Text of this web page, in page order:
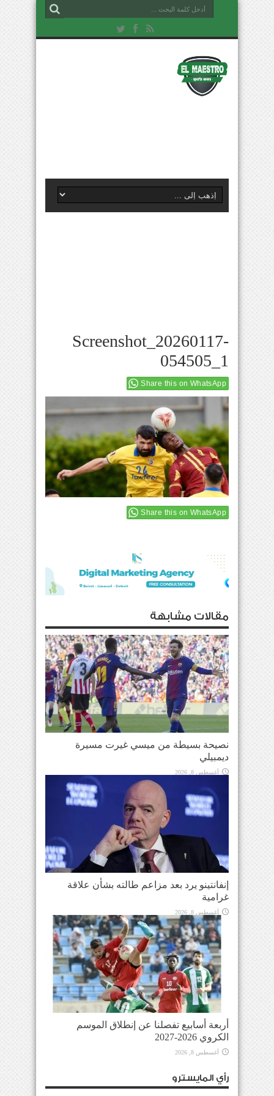
Screenshot_20260117-
054505_1
Share this on WhatsApp
Share this on WhatsApp
مقالات مشابهة
نصيحة بسيطة من ميسي غيرت مسيرة
ديمبيلي
أغسطس 8, 2026
إنفانتينو يرد بعد مزاعم طالته بشأن علاقة
غرامية
أغسطس 8, 2026
أربعة أسابيع تفصلنا عن إنطلاق الموسم
الكروي 2026-2027
أغسطس 8, 2026
رأي المايسترو